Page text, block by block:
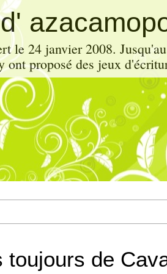
le 24 janvier 2008.
ont proposé des jeux
toujours de